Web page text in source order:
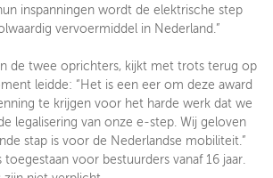
inspanningen wordt de elektrische step
vervoermiddel in Nederland.”
de twee oprichters, kijkt met trots terug op
leidde: “Het is een eer om deze award
te krijgen voor het harde werk dat we
legalisering van onze e-step. Wij geloven
stap is voor de Nederlandse mobiliteit.”
toegestaan voor bestuurders vanaf 16 jaar.